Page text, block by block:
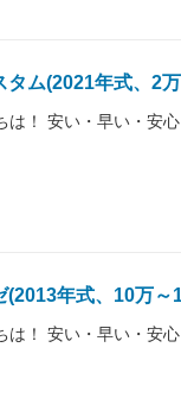
タム(2021年式、2
は！ 安い・早い・安
(2013年式、10万
は！ 安い・早い・安